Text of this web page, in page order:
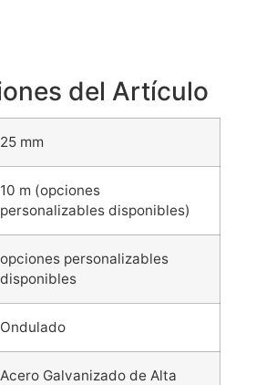
del Artículo
25 mm
10 m (opciones
personalizables disponibles)
opciones personalizables
disponibles
Ondulado
Acero Galvanizado de Alta